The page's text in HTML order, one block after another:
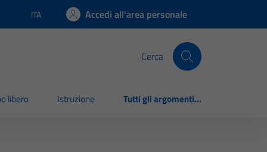
Lingua attiva:
ITA Accedi all'area personale
Cerca
libero Istruzione Tutti gli argomenti...